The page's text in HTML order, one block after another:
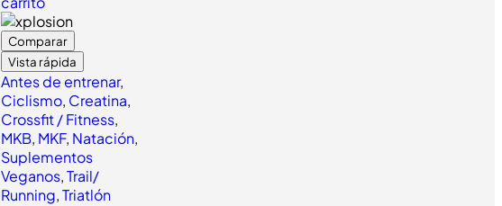
Comparar
Vista rápida
Antes de entrenar,
Ciclismo, Creatina,
Crossfit / Fitness,
MKB, MKF, Natación,
Suplementos
Veganos,Trail/
Running,Triatlón